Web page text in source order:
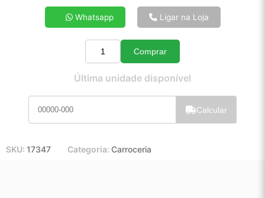
4x de R$ 12,66
5x de R$ 10,20
10x de R$ 5,28
11x de R$ 4,85
Whatsapp Ligar na Loja
Quantidade
Comprar
Última unidade disponível
Calcular
SKU: 17347 Categoria: Carroceria